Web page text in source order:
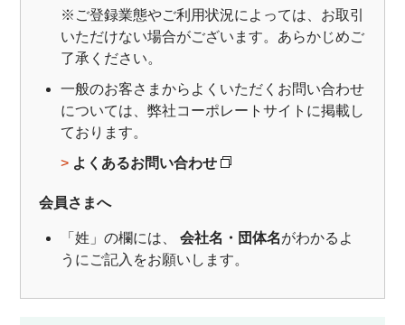
※ご登録業態やご利用状況によっては、お取引
いただけない場合がございます。あらかじめご
了承ください。
一般のお客さまからよくいただくお問い合わせ
については、弊社コーポレートサイトに掲載し
ております。
> よくあるお問い合わせ
会員さまへ
「姓」の欄には、会社名・団体名がわかるよ
うにご記入をお願いします。